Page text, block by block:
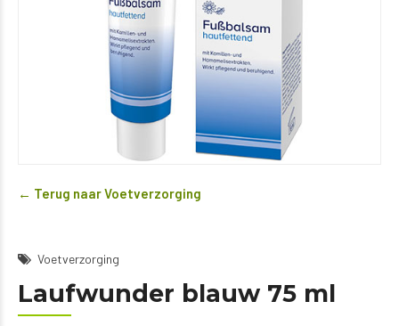
← Terug naar Voetverzorging
Voetverzorging
Laufwunder blauw 75 ml